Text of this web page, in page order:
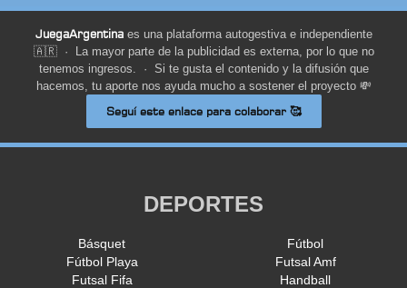
JuegaArgentinaes una plataforma autogestiva e independiente
🇦🇷 · La mayor parte de la publicidad es externa, por lo que no
tenemos ingresos. · Si te gusta el contenido y la difusión que
hacemos, tu aporte nos ayuda mucho a sostener el proyecto 💸
Seguí este enlace para colaborar 🥰
DEPORTES
Básquet
Fútbol
Fútbol Playa
Futsal Amf
Futsal Fifa
Handball